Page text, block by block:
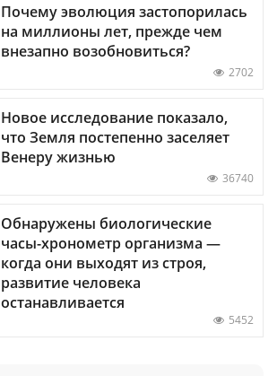
Почему эволюция застопорилась
на миллионы лет, прежде чем
внезапно возобновиться?
2702
Новое исследование показало,
что Земля постепенно заселяет
Венеру жизнью
36740
Обнаружены биологические
часы-хронометр организма —
когда они выходят из строя,
развитие человека
останавливается
5452